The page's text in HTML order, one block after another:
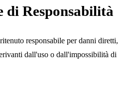
di Responsabilità
responsabile per danni diretti,
dall'uso o dall'impossibilità di